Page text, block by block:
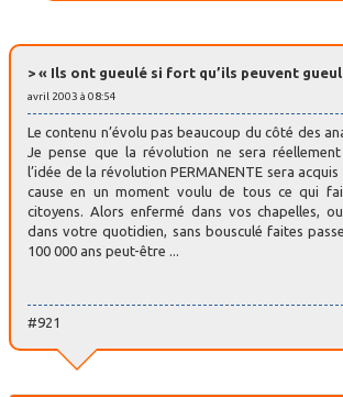
> « Ils ont gueulé si fort qu’ils peuvent
avril 2003 à 08:54
Le contenu n’évolu pas beaucoup du côté des
Je pense que la révolution ne sera
l’idée de la révolution PERMANENTE sera
cause en un moment voulu de tous ce qui
citoyens. Alors enfermé dans vos chapelles,
dans votre quotidien, sans bousculé faites
100 000 ans peut-être ...
#921